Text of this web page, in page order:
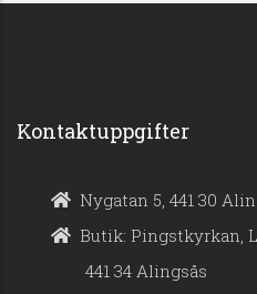
Kontaktuppgifter
Nygatan 5, 441 30
Butik: Pingstkyrkan,
441 34 Alingsås